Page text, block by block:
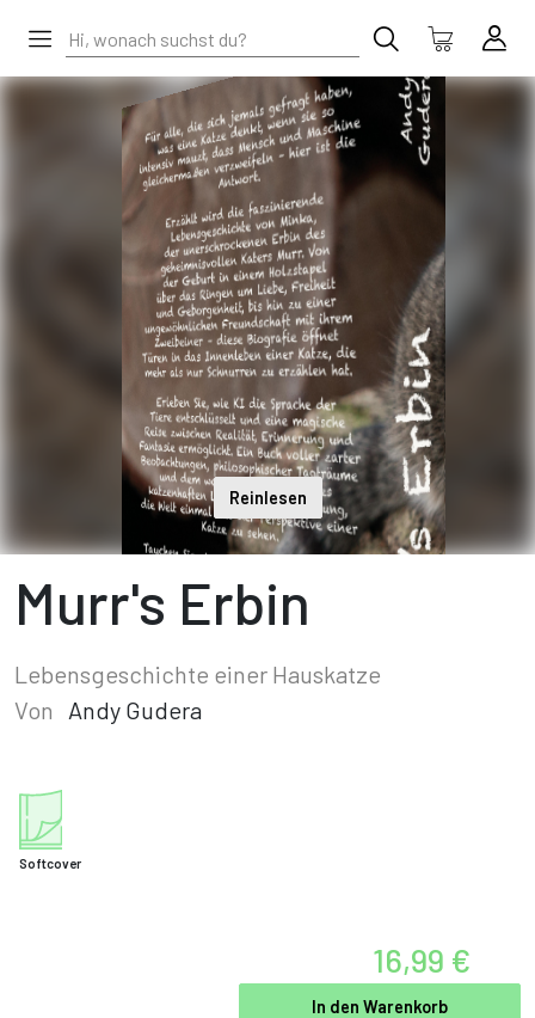
Reinlesen
Murr's Erbin
Lebensgeschichte einer Hauskatze
Von
Andy Gudera
Softcover
16,99 €
In den Warenkorb